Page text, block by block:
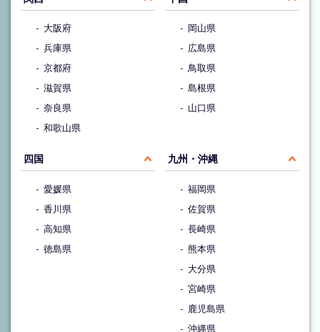
大阪府
兵庫県
京都府
滋賀県
奈良県
和歌山県
岡山県
広島県
鳥取県
島根県
山口県
四国
愛媛県
香川県
高知県
徳島県
九州・沖縄
福岡県
佐賀県
長崎県
熊本県
大分県
宮崎県
鹿児島県
沖縄県